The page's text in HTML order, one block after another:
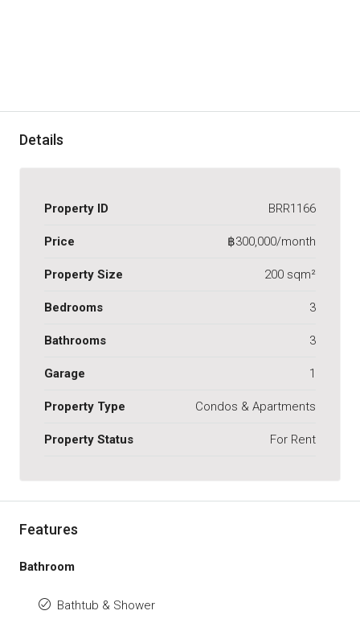
Details
Property ID BRR1166
Price ฿300,000/month
Property Size 200 sqm²
Bedrooms 3
Bathrooms 3
Garage 1
Property Type Condos & Apartments
Property Status For Rent
Features
Bathroom
Bathtub & Shower